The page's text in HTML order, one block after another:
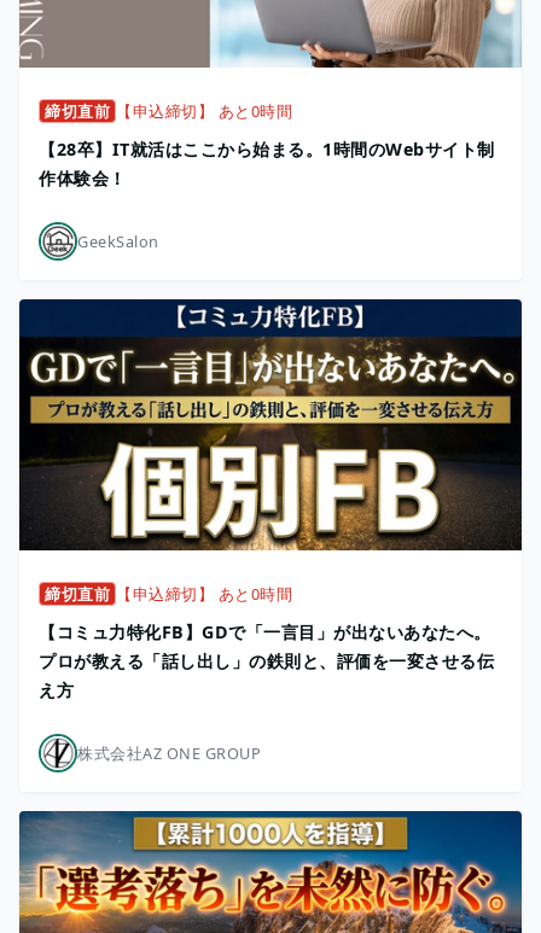
締切直前 【申込締切】 あと0時間
【28卒】IT就活はここから始まる。1時間のWebサイト制
作体験会！
GeekSalon
締切直前 【申込締切】 あと0時間
【コミュ力特化FB】GDで「一言目」が出ないあなたへ。
プロが教える「話し出し」の鉄則と、評価を一変させる伝
え方
株式会社AZ ONE GROUP